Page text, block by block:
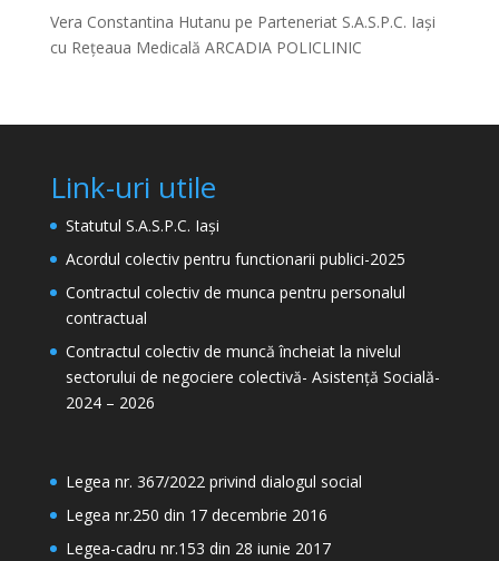
Vera Constantina Hutanu pe Parteneriat S.A.S.P.C. Iași
cu Rețeaua Medicală ARCADIA POLICLINIC
Link-uri utile
Statutul S.A.S.P.C. Iași
Acordul colectiv pentru functionarii publici-2025
Contractul colectiv de munca pentru personalul
contractual
Contractul colectiv de muncă încheiat la nivelul
sectorului de negociere colectivă- Asistență Socială-
2024 – 2026
Legea nr. 367/2022 privind dialogul social
Legea nr.250 din 17 decembrie 2016
Legea-cadru nr.153 din 28 iunie 2017